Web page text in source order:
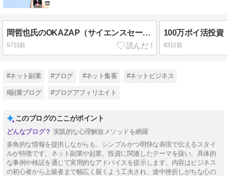
岡哲也氏のOKAZAP（サイエンスセールスカレッジ）は全営業マンの必修科目？
57日前 63日前
#ネット副業 #ブログ #ネット集客 #ネットビジネス
#副業ブログ #ブログアフィリエイト
このブログのここがポイント
実践的な心理解放メソッドを網羅
多角的な情報を提供しながらも、シンプルかつ明快な表現で伝えるスタイ
ルが特徴です。ネット副業や起業、投資に関連したテーマを扱い、具体的
な事例や検証を通じて実用的なアドバイスを提示します。内容はビジネス
の初心者から上級者まで幅広く届くよう工夫され、途中挫折しがちな心の